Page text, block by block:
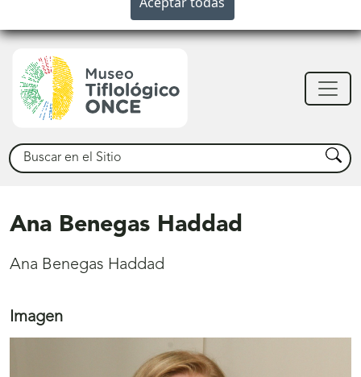
Buscar Buscar
Ana Benegas Haddad
Ana Benegas Haddad
Imagen